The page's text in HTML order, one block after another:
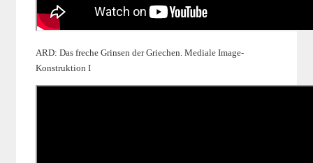
ARD: Das freche Grinsen der Griechen. Mediale Image-
Konstruktion I